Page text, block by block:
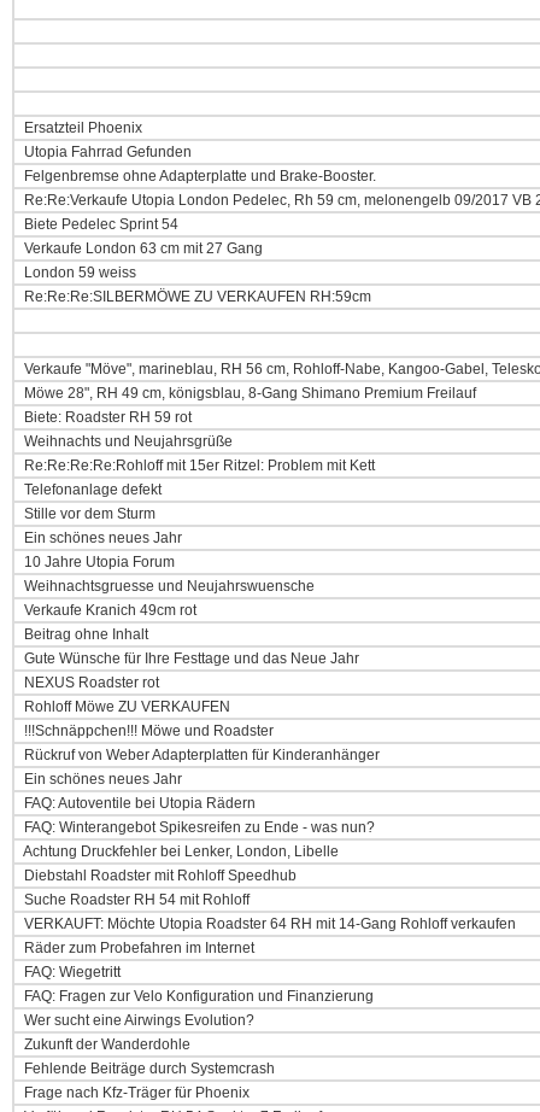
Ersatzteil Phoenix
Utopia Fahrrad Gefunden
Felgenbremse ohne Adapterplatte und Brake-Booster.
Re:Re:Verkaufe Utopia London Pedelec, Rh 59 cm, melonengelb 09/2017 VB
Biete Pedelec Sprint 54
Verkaufe London 63 cm mit 27 Gang
London 59 weiss
Re:Re:Re:SILBERMÖWE ZU VERKAUFEN RH:59cm
Verkaufe "Möve", marineblau, RH 56 cm, Rohloff-Nabe, Kangoo-Gabel,
Möwe 28", RH 49 cm, königsblau, 8-Gang Shimano Premium Freilauf
Biete: Roadster RH 59 rot
Weihnachts und Neujahrsgrüße
Re:Re:Re:Re:Rohloff mit 15er Ritzel: Problem mit Kett
Telefonanlage defekt
Stille vor dem Sturm
Ein schönes neues Jahr
10 Jahre Utopia Forum
Weihnachtsgruesse und Neujahrswuensche
Verkaufe Kranich 49cm rot
Beitrag ohne Inhalt
Gute Wünsche für Ihre Festtage und das Neue Jahr
NEXUS Roadster rot
Rohloff Möwe ZU VERKAUFEN
!!!Schnäppchen!!! Möwe und Roadster
Rückruf von Weber Adapterplatten für Kinderanhänger
Ein schönes neues Jahr
FAQ: Autoventile bei Utopia Rädern
FAQ: Winterangebot Spikesreifen zu Ende - was nun?
Achtung Druckfehler bei Lenker, London, Libelle
Diebstahl Roadster mit Rohloff Speedhub
Suche Roadster RH 54 mit Rohloff
VERKAUFT: Möchte Utopia Roadster 64 RH mit 14-Gang Rohloff verkaufen
Räder zum Probefahren im Internet
FAQ: Wiegetritt
FAQ: Fragen zur Velo Konfiguration und Finanzierung
Wer sucht eine Airwings Evolution?
Zukunft der Wanderdohle
Fehlende Beiträge durch Systemcrash
Frage nach Kfz-Träger für Phoenix